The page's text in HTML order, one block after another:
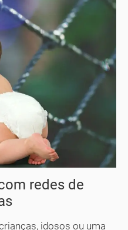
redes de
idosos ou uma